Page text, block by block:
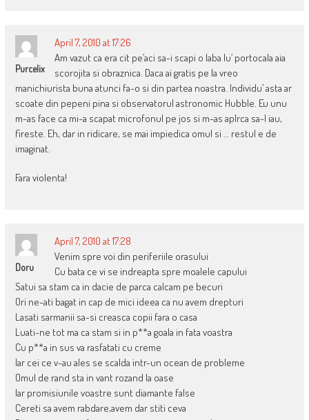
Purcelix
April 7, 2010 at 17:26
Am vazut ca era cit pe’aci sa-i scapi o laba lu’ portocala aia
scorojita si obraznica. Daca ai gratis pe la vreo
manichiurista buna atunci fa-o si din partea noastra. Individu’ asta ar
scoate din pepeni pina si observatorul astronomic Hubble. Eu unu
m-as face ca mi-a scapat microfonul pe jos si m-as aplrca sa-l iau,
fireste. Eh, dar in ridicare, se mai impiedica omul si … restul e de
imaginat.
Fara violenta!
Doru
April 7, 2010 at 17:28
Venim spre voi din periferiile orasului
Cu bata ce vi se indreapta spre moalele capului
Satui sa stam ca in dacie de parca calcam pe becuri
Ori ne-ati bagat in cap de mici ideea ca nu avem drepturi
Lasati sarmanii sa-si creasca copii fara o casa
Luati-ne tot ma ca stam si in p**a goala in fata voastra
Cu p**a in sus va rasfatati cu creme
Iar cei ce v-au ales se scalda intr-un ocean de probleme
Omul de rand sta in vant rozand la oase
Iar promisiunile voastre sunt diamante false
Cereti sa avem rabdare,avem dar stiti ceva